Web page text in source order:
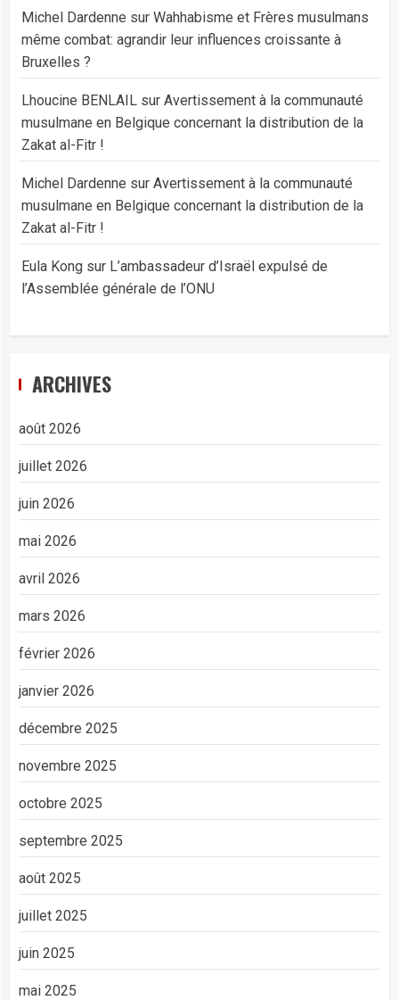
Michel Dardenne sur Wahhabisme et Frères musulmans
même combat: agrandir leur influences croissante à
Bruxelles ?
Lhoucine BENLAIL sur Avertissement à la communauté
musulmane en Belgique concernant la distribution de la
Zakat al-Fitr !
Michel Dardenne sur Avertissement à la communauté
musulmane en Belgique concernant la distribution de la
Zakat al-Fitr !
Eula Kong sur L’ambassadeur d’Israël expulsé de
l’Assemblée générale de l’ONU
ARCHIVES
août 2026
juillet 2026
juin 2026
mai 2026
avril 2026
mars 2026
février 2026
janvier 2026
décembre 2025
novembre 2025
octobre 2025
septembre 2025
août 2025
juillet 2025
juin 2025
mai 2025